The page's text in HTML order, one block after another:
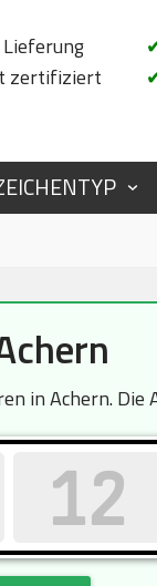
zertifiziert
in Achern.